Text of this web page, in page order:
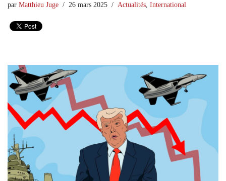
par Matthieu Juge 26 mars 2025 Actualités International